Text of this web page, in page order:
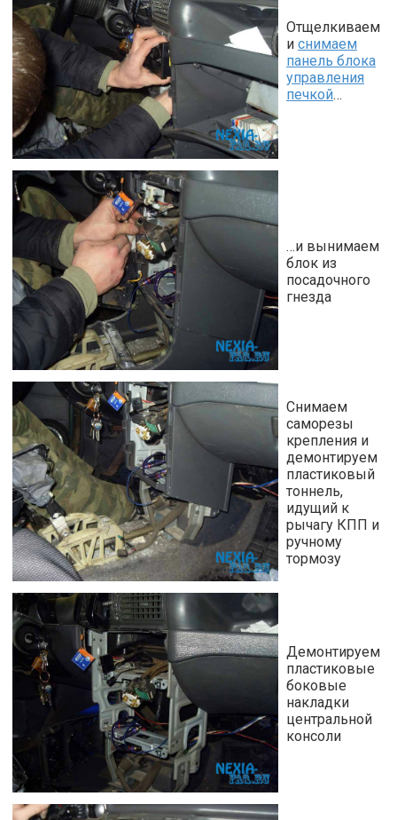
Отщелкиваем
и снимаем
панель блока
управления
печкой…
…и вынимаем
блок из
посадочного
гнезда
Снимаем
саморезы
крепления и
демонтируем
пластиковый
тоннель,
идущий к
рычагу КПП и
ручному
тормозу
Демонтируем
пластиковые
боковые
накладки
центральной
консоли